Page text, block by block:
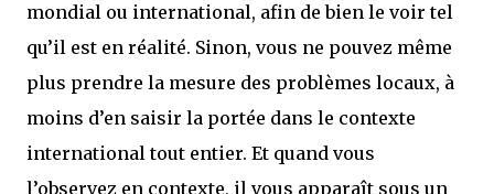
mondial ou international, afin de bien le voir tel
qu’il est en réalité. Sinon, vous ne pouvez même
plus prendre la mesure des problèmes locaux, à
moins d’en saisir la portée dans le contexte
international tout entier. Et quand vous
l’observez en contexte, il vous apparaît sous un